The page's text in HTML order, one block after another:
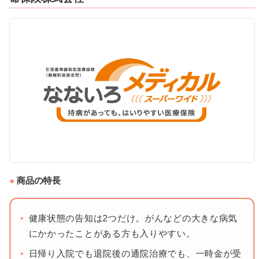
商品の特長
健康状態の告知は2つだけ。がんなどの大きな病気
にかかったことがある方も入りやすい。
日帰り入院でも退院後の通院治療でも、一時金が受